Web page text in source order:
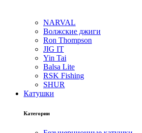
NARVAL
Волжские джиги
Ron Thompson
JIG IT
Yin Tai
Balsa Lite
RSK Fishing
SHUR
Катушки
Категории